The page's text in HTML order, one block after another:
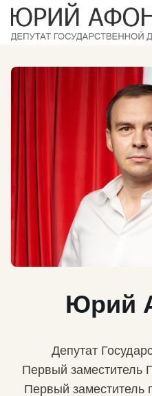
Юрий
Депутат
Первый
Первый заместитель